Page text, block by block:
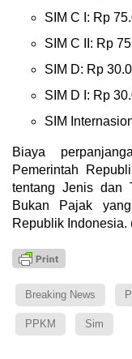
SIM C I: Rp
SIM C II: Rp
SIM D: Rp
SIM D I: Rp
SIM
Biaya
Pemerintah
tentang Jenis dan
Bukan Pajak
Republik Indonesia.
Breaking News
PPKM Sim